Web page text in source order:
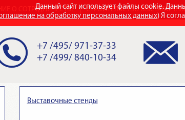
Данный сайт использует файлы cookie.
на обработку персональных данных) Я
О СОТРУДНИЧЕСТВЕ СТРОИТЕЛЬСТВО
+7 /495/ 971-37-33
+7 /499/ 840-10-34
Выставочные стенды